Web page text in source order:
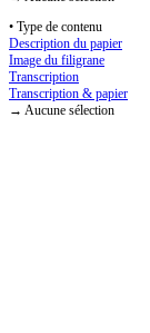
• Type de contenu
Description du papier
Image du filigrane
Transcription
Transcription & papier
→ Aucune sélection